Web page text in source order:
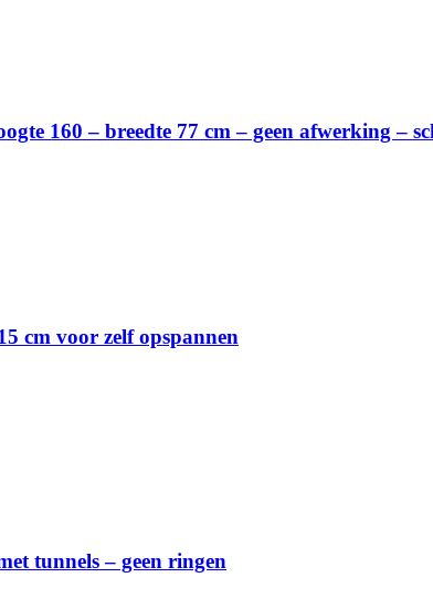
160 – breedte 77 cm – geen afwerking –
cm voor zelf opspannen
tunnels – geen ringen